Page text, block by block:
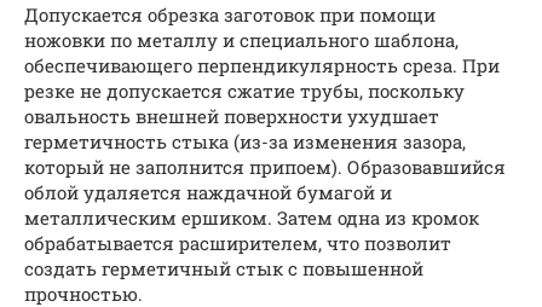
Допускается обрезка заготовок при помощи
ножовки по металлу и специального шаблона,
обеспечивающего перпендикулярность среза. При
резке не допускается сжатие трубы, поскольку
овальность внешней поверхности ухудшает
герметичность стыка (из-за изменения зазора,
который не заполнится припоем). Образовавшийся
облой удаляется наждачной бумагой и
металлическим ершиком. Затем одна из кромок
обрабатывается расширителем, что позволит
создать герметичный стык с повышенной
прочностью.